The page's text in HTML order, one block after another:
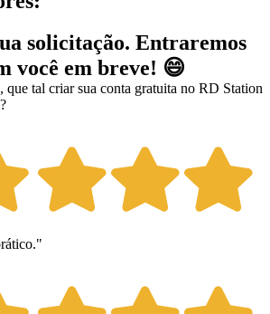
solicitação. Entraremos
você em breve! 😄
que tal criar sua conta gratuita no RD Station